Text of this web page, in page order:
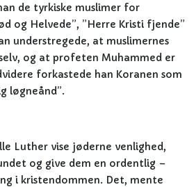
de tyrkiske muslimer for
og Helvede”, ”Herre Kristi fjende”
understregede, at muslimernes
og at profeten Muhammed er
forkastede han Koranen som
løgneånd”.
Luther vise jøderne venlighed,
og give dem en ordentlig –
i kristendommen. Det, mente